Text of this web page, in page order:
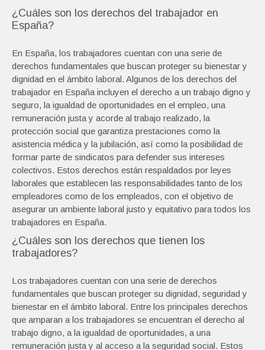
¿Cuáles son los derechos del trabajador en
España?
En España, los trabajadores cuentan con una serie de
derechos fundamentales que buscan proteger su bienestar y
dignidad en el ámbito laboral. Algunos de los derechos del
trabajador en España incluyen el derecho a un trabajo digno y
seguro, la igualdad de oportunidades en el empleo, una
remuneración justa y acorde al trabajo realizado, la
protección social que garantiza prestaciones como la
asistencia médica y la jubilación, así como la posibilidad de
formar parte de sindicatos para defender sus intereses
colectivos. Estos derechos están respaldados por leyes
laborales que establecen las responsabilidades tanto de los
empleadores como de los empleados, con el objetivo de
asegurar un ambiente laboral justo y equitativo para todos los
trabajadores en España.
¿Cuáles son los derechos que tienen los
trabajadores?
Los trabajadores cuentan con una serie de derechos
fundamentales que buscan proteger su dignidad, seguridad y
bienestar en el ámbito laboral. Entre los principales derechos
que amparan a los trabajadores se encuentran el derecho al
trabajo digno, a la igualdad de oportunidades, a una
remuneración justa y al acceso a la seguridad social. Estos